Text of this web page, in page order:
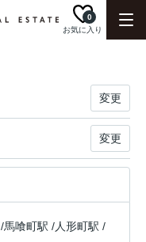
お気に入り
0
変更
変更
/馬喰町駅 /人形町駅 /